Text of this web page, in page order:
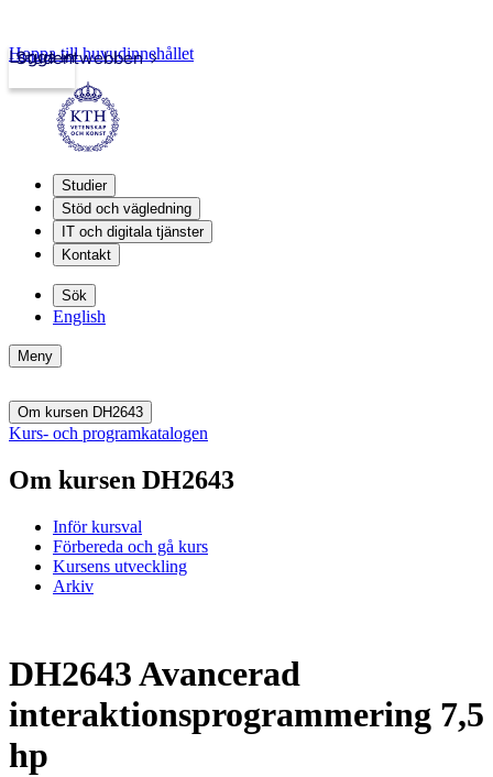
Studentwebben
Logga in
Hoppa till huvudinnehållet
Studier
Stöd och vägledning
IT och digitala tjänster
Kontakt
Sök
English
Meny
Om kursen DH2643
Kurs- och programkatalogen
Om kursen DH2643
Inför kursval
Förbereda och gå kurs
Kursens utveckling
Arkiv
DH2643 Avancerad
interaktionsprogrammering 7,5
hp